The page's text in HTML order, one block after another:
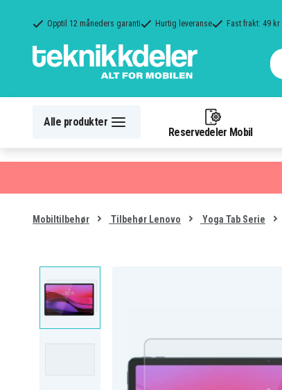
Opptil 12 måneders garanti Hurtig leveranse Fast frakt: 49 kr
Alle produkter
Reservedeler Mobil
Mobiltilbehør Tilbehør Lenovo Yoga Tab Serie